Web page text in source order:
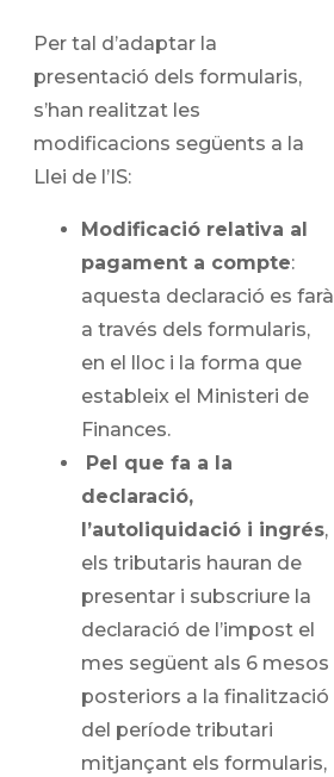
Per tal d’adaptar la
presentació dels formularis,
s’han realitzat les
modificacions següents a la
Llei de l’IS:
Modificació relativa al
pagament a compte:
aquesta declaració es farà
a través dels formularis,
en el lloc i la forma que
estableix el Ministeri de
Finances.
Pel que fa a la
declaració,
l’autoliquidació i ingrés,
els tributaris hauran de
presentar i subscriure la
declaració de l’impost el
mes següent als 6 mesos
posteriors a la finalització
del període tributari
mitjançant els formularis,